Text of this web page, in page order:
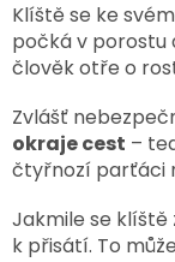
Klíště se ke
počká v porostu
člověk otře o
Zvlášť
okraje cest –
čtyřnozí parťáci
Jakmile se
k přisátí. To